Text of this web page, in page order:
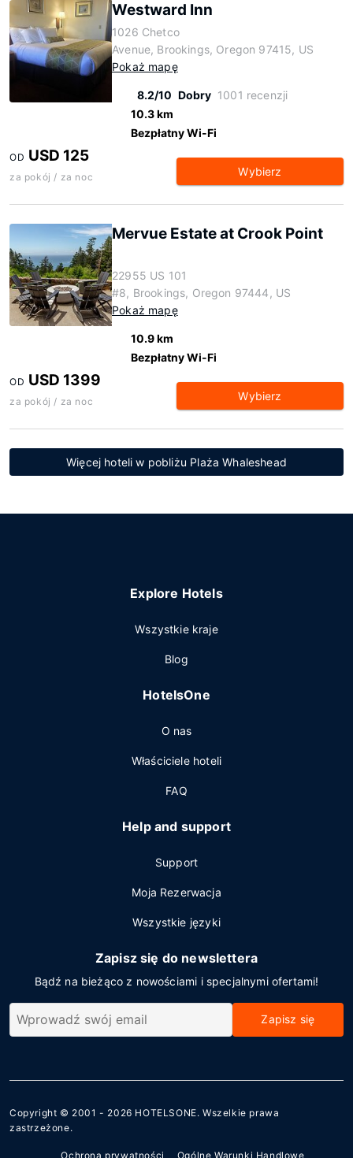
Westward Inn
1026 Chetco
Avenue, Brookings, Oregon 97415, US
Pokaż mapę
8.2/10 Dobry 1001 recenzji
10.3 km
Bezpłatny Wi-Fi
OD USD 125
za pokój / za noc Wybierz
Mervue Estate at Crook Point
22955 US 101
#8, Brookings, Oregon 97444, US
Pokaż mapę
10.9 km
Bezpłatny Wi-Fi
OD USD 1399
za pokój / za noc Wybierz
Więcej hoteli w pobliżu Plaża Whaleshead
Explore Hotels
Wszystkie kraje
Blog
HotelsOne
O nas
Właściciele hoteli
FAQ
Help and support
Support
Moja Rezerwacja
Wszystkie języki
Zapisz się do newslettera
Bądź na bieżąco z nowościami i specjalnymi ofertami!
Zapisz się
Copyright © 2001 - 2026 HOTELSONE. Wszelkie prawa
zastrzeżone.
Ochrona prywatności Ogólne Warunki Handlowe